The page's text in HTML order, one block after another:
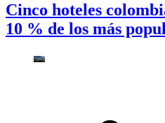
Cinco hoteles
10 % de los más